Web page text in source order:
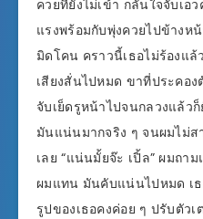
ควยที่ยังไม่เข้า กลั้นใจจับเอ
แรงพร้อมกับพุ่งควยไปข้างห
มิดโคน คราวนี้เธอไม่ร้องแล้
เสียงสั่นไปหมด ขาที่ประคอ
จับเย็ดรูหน้าไปจนกลวงแล้ว
มันแน่นมากจริง ๆ จนผมไม่ส
เลย “แน่นมั้ยจ๊ะ เปิ้ล” ผมถา
ผมแทน มันคับแน่นไปหมด เ
รูปของเธอคงค่อย ๆ ปรับตัว